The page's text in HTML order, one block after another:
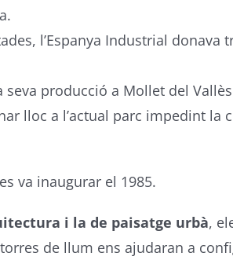
l’Espanya Industrial donava
producció a Mollet del
lloc a l’actual parc impedint la
va inaugurar el 1985.
i la de paisatge urbà,
de llum ens ajudaran a